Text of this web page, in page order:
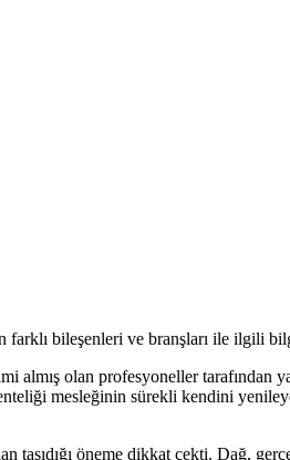
farklı bileşenleri ve branşları ile ilgili
almış olan profesyoneller tarafından
mesleğinin sürekli kendini
taşıdığı öneme dikkat çekti. Dağ,